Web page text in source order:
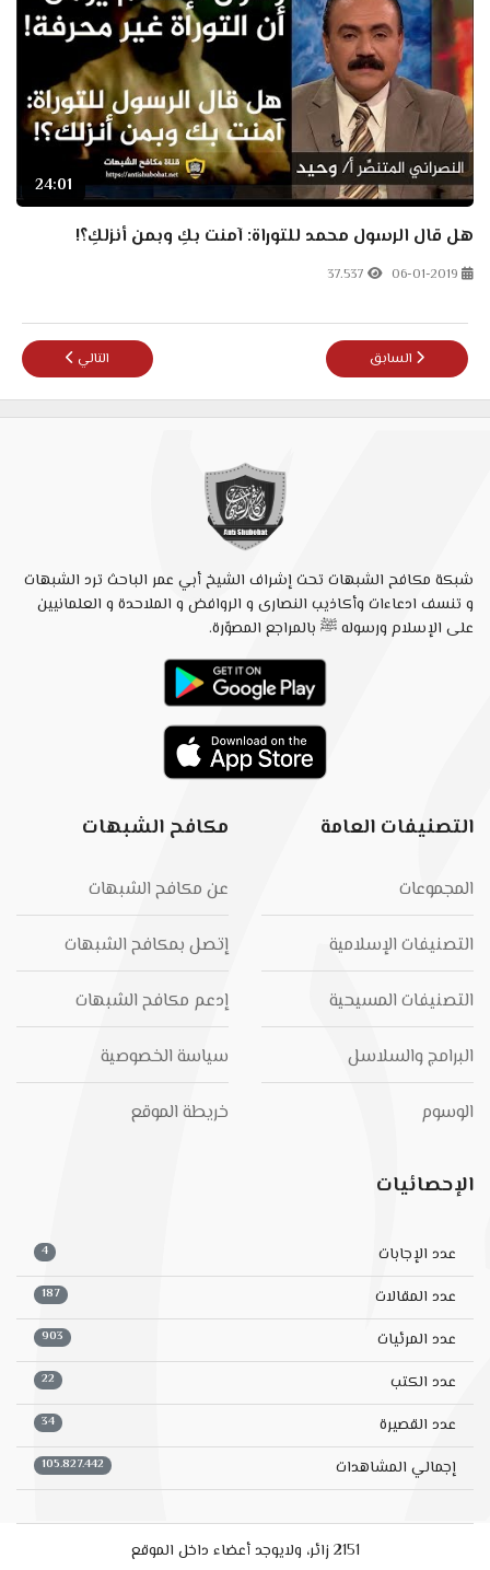
24:01
هل قال الرسول محمد للتوراة: آمنت بكِ وبمن أنزلكِ؟!
06-01-2019
37.537
المقال السابق: زكريا بطرس يكتشف خطأ غريب في القرآن - إن هذان
السابق المقال التالي:
التالي
شبكة مكافح الشبهات تحت إشراف الشيخ أبي عمر الباحث ترد الشبهات
و تنسف ادعاءات وأكاذيب النصارى و الروافض و الملاحدة و العلمانيين
على الإسلام ورسوله ﷺ بالمراجع المصوّرة.
التصنيفات العامة
المجموعات
التصنيفات الإسلامية
التصنيفات المسيحية
البرامج والسلاسل
الوسوم
مكافح الشبهات
عن مكافح الشبهات
إتصل بمكافح الشبهات
إدعم مكافح الشبهات
سياسة الخصوصية
خريطة الموقع
الإحصائيات
عدد الإجابات 4
عدد المقالات 187
عدد المرئيات 903
عدد الكتب 22
عدد القصيرة 34
إجمالي المشاهدات 105.827.442
2151 زائر، ولايوجد أعضاء داخل الموقع